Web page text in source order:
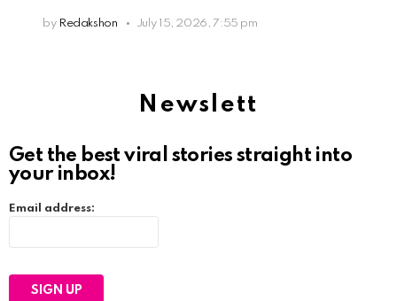
by Redakshon July 15, 2026, 7:55 pm
Newslett
Get the best viral stories straight into
your inbox!
Email address: